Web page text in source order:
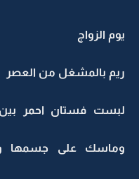
يوم الزواج
ريم بالمشغل من العصر
لبست فستان احمر
وماسك على جسمها